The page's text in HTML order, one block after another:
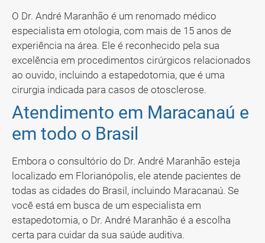
O Dr. André Maranhão é um renomado médico
especialista em otologia, com mais de 15 anos de
experiência na área. Ele é reconhecido pela sua
excelência em procedimentos cirúrgicos relacionados
ao ouvido, incluindo a estapedotomia, que é uma
cirurgia indicada para casos de otosclerose.
Atendimento em Maracanaú e
em todo o Brasil
Embora o consultório do Dr. André Maranhão esteja
localizado em Florianópolis, ele atende pacientes de
todas as cidades do Brasil, incluindo Maracanaú. Se
você está em busca de um especialista em
estapedotomia, o Dr. André Maranhão é a escolha
certa para cuidar da sua saúde auditiva.